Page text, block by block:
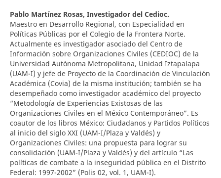
Pablo Martínez Rosas, Investigador del Cedioc.
Maestro en Desarrollo Regional, con Especialidad en
Políticas Públicas por el Colegio de la Frontera Norte.
Actualmente es investigador asociado del Centro de
Información sobre Organizaciones Civiles (CEDIOC) de la
Universidad Autónoma Metropolitana, Unidad Iztapalapa
(UAM-I) y jefe de Proyecto de la Coordinación de Vinculación
Académica (Covia) de la misma institución; también se ha
desempeñado como investigador académico del proyecto
“Metodología de Experiencias Existosas de las
Organizaciones Civiles en el México Contemporáneo”. Es
coautor de los libros México: Ciudadanos y Partidos Políticos
al inicio del siglo XXI (UAM-I/Plaza y Valdés) y
Organizaciones Civiles: una propuesta para lograr su
consolidación (UAM-I/Plaza y Valdés) y del artículo “Las
políticas de combate a la inseguridad pública en el Distrito
Federal: 1997-2002” (Polis 02, vol. 1, UAM-I).